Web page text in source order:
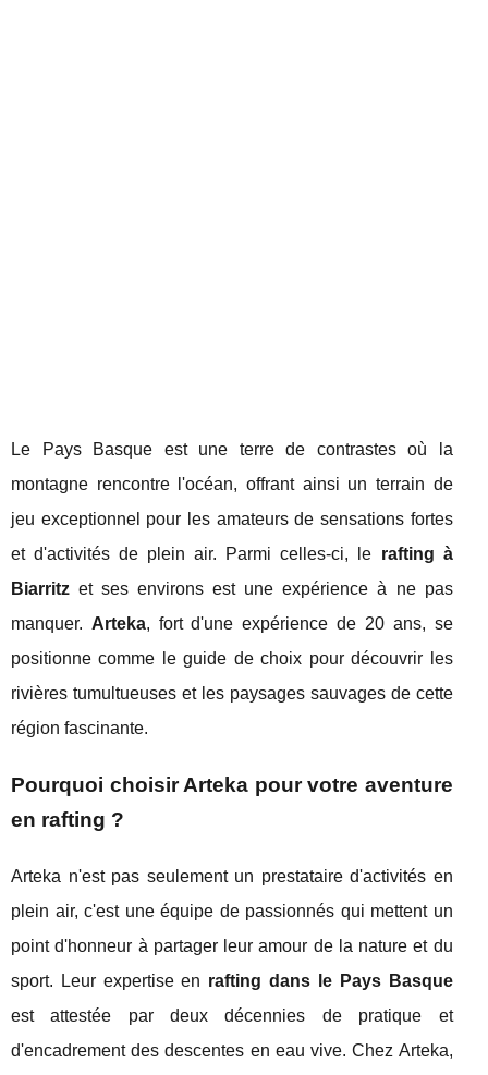
Le Pays Basque est une terre de contrastes où la
montagne rencontre l'océan, offrant ainsi un terrain de
jeu exceptionnel pour les amateurs de sensations fortes
et d'activités de plein air. Parmi celles-ci, le rafting à
Biarritz et ses environs est une expérience à ne pas
manquer. Arteka, fort d'une expérience de 20 ans, se
positionne comme le guide de choix pour découvrir les
rivières tumultueuses et les paysages sauvages de cette
région fascinante.
Pourquoi choisir Arteka pour votre aventure
en rafting ?
Arteka n'est pas seulement un prestataire d'activités en
plein air, c'est une équipe de passionnés qui mettent un
point d'honneur à partager leur amour de la nature et du
sport. Leur expertise en rafting dans le Pays Basque
est attestée par deux décennies de pratique et
d'encadrement des descentes en eau vive. Chez Arteka,